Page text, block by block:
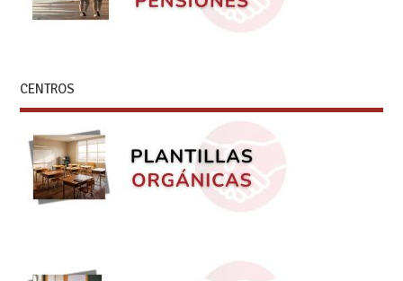
CENTROS